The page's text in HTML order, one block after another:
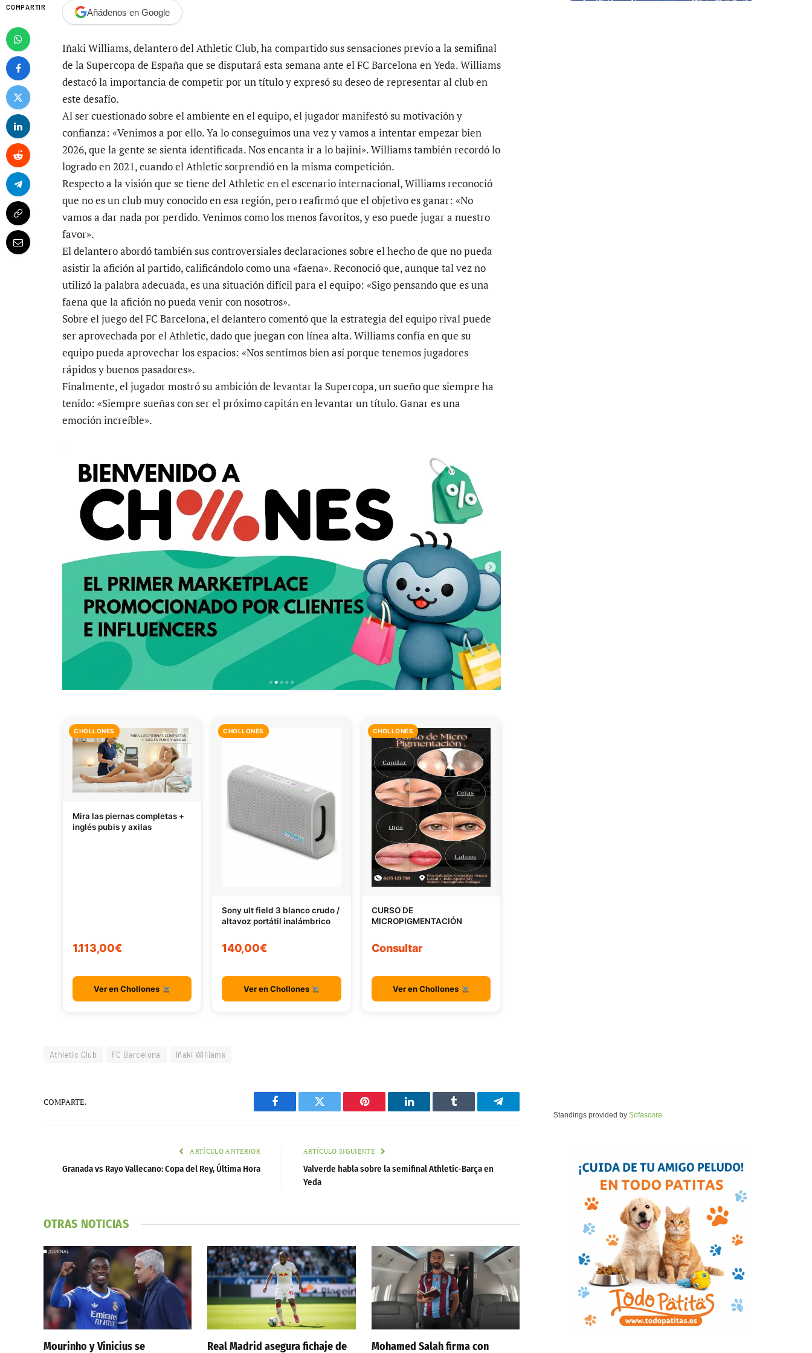
COMPARTIR Añádenos en Google
Iñaki Williams, delantero del Athletic Club, ha compartido sus sensaciones previo a la semifinal
de la Supercopa de España que se disputará esta semana ante el FC Barcelona en Yeda. Williams
destacó la importancia de competir por un título y expresó su deseo de representar al club en
este desafío.
Al ser cuestionado sobre el ambiente en el equipo, el jugador manifestó su motivación y
confianza: «Venimos a por ello. Ya lo conseguimos una vez y vamos a intentar empezar bien
2026, que la gente se sienta identificada. Nos encanta ir a lo bajini». Williams también recordó lo
logrado en 2021, cuando el Athletic sorprendió en la misma competición.
Respecto a la visión que se tiene del Athletic en el escenario internacional, Williams reconoció
que no es un club muy conocido en esa región, pero reafirmó que el objetivo es ganar: «No
vamos a dar nada por perdido. Venimos como los menos favoritos, y eso puede jugar a nuestro
favor».
El delantero abordó también sus controversiales declaraciones sobre el hecho de que no pueda
asistir la afición al partido, calificándolo como una «faena». Reconoció que, aunque tal vez no
utilizó la palabra adecuada, es una situación difícil para el equipo: «Sigo pensando que es una
faena que la afición no pueda venir con nosotros».
Sobre el juego del FC Barcelona, el delantero comentó que la estrategia del equipo rival puede
ser aprovechada por el Athletic, dado que juegan con línea alta. Williams confía en que su
equipo pueda aprovechar los espacios: «Nos sentimos bien así porque tenemos jugadores
rápidos y buenos pasadores».
Finalmente, el jugador mostró su ambición de levantar la Supercopa, un sueño que siempre ha
tenido: «Siempre sueñas con ser el próximo capitán en levantar un título. Ganar es una
emoción increíble».
CHOLLONES
Mira las piernas completas +
inglés pubis y axilas
1.113,00€
Ver en Chollones
CHOLLONES
Sony ult field 3 blanco crudo /
altavoz portátil inalámbrico
140,00€
Ver en Chollones
CHOLLONES
CURSO DE
MICROPIGMENTACIÓN
Consultar
Ver en Chollones
Athletic Club FC Barcelona Iñaki Williams
COMPARTE.
Facebook Twitter Pinterest LinkedIn Tumblr Telegram
ARTÍCULO ANTERIOR
Granada vs Rayo Vallecano: Copa del Rey, Última Hora
ARTÍCULO SIGUIENTE
Valverde habla sobre la semifinal Athletic-Barça en
Yeda
OTRAS NOTICIAS
Mourinho y Vinicius se Real Madrid asegura fichaje de Mohamed Salah firma con
Standings provided by Sofascore